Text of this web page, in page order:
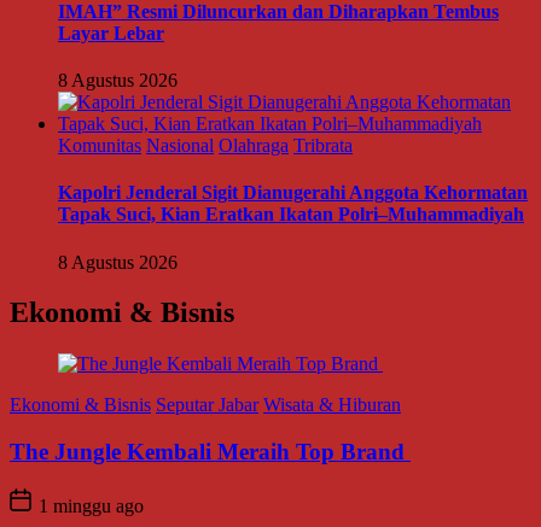
IMAH” Resmi Diluncurkan dan Diharapkan Tembus
Layar Lebar
8 Agustus 2026
Komunitas Nasional Olahraga Tribrata
Kapolri Jenderal Sigit Dianugerahi Anggota Kehormatan
Tapak Suci, Kian Eratkan Ikatan Polri–Muhammadiyah
8 Agustus 2026
Ekonomi & Bisnis
Ekonomi & Bisnis Seputar Jabar Wisata & Hiburan
The Jungle Kembali Meraih Top Brand
1 minggu ago